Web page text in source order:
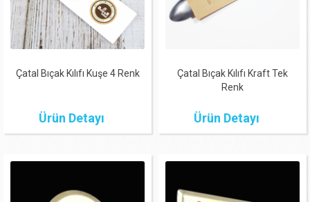
Çatal Bıçak Kılıfı Kuşe 4 Renk
Ürün Detayı
Çatal Bıçak Kılıfı Kraft Tek
Renk
Ürün Detayı